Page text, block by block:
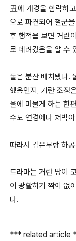
丑에 개경을 함락하
으로 파견되어 철군
후 행적을 보면 거란
로 데려갔음을 알 수
둘은 분산 배치됐다.
했음인지, 거란 조정
울에 머물게 하는 한
수도 연경에다 쳐박
따라서 김은부랑 하
드라마는 거란 땅이
이 광활하기 짝이 없
다.
*** related article